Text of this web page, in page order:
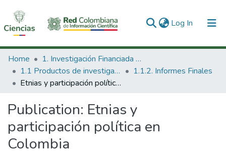
Log In (current)
Communities & Collections
All of DSpace
Home
1. Investigación Financiada con Recursos Públicos
1.1 Productos de investigación
1.1.2. Informes Finales
Etnias y participación política en Colombia
Publication: Etnias y
participación política en
Colombia